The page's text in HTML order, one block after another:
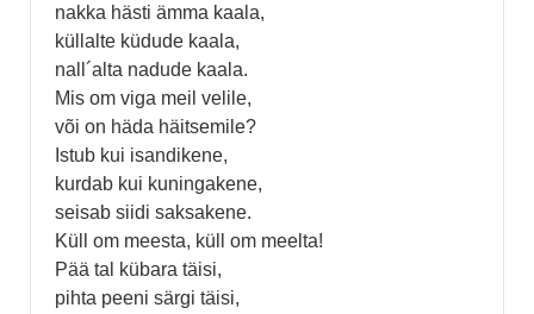
nakka hästi ämma kaala,
küllalte küdude kaala,
nall´alta nadude kaala.
Mis om viga meil velile,
või on häda häitsemile?
Istub kui isandikene,
kurdab kui kuningakene,
seisab siidi saksakene.
Küll om meesta, küll om meelta!
Pää tal kübara täisi,
pihta peeni särgi täisi,